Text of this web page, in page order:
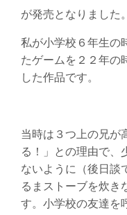
が発売となりました。
私が小学校６年生の
たゲームを２２年の
した作品です。
当時は３つ上の兄が
る！」との理由で、
ないように（後日談
るまストーブを炊き
す。小学校の友達を